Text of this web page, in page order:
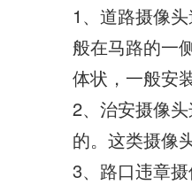
1、道路摄像
般在马路的一
体状，一般安
2、治安摄像
的。这类摄像
3、路口违章